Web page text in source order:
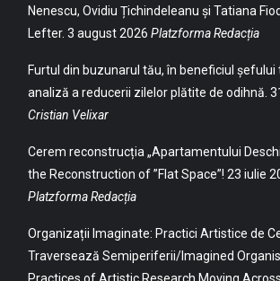
Nenescu, Ovidiu Țichindeleanu și Tatiana
Lefter. 3 august 2026 Platzforma Redacția
Furtul din buzunarul tău, în beneficiul șefului
analiză a reducerii zilelor plătite de odihnă.
Cristian Velixar
Cerem reconstrucția „Apartamentului
the Reconstruction of ”Flat Space”! 23 iulie
Platzforma Redacția
Organizații Imaginate: Practici Artistice de
Traversează Semiperiferii/Imagined
Practices of Artistic Research Moving Across